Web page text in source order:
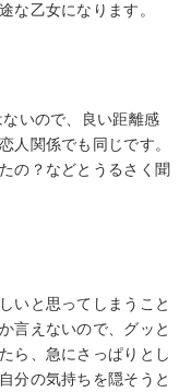
な乙女になります。
いので、良い距離感
人関係でも同じです。
の？などとうるさく聞
いと思ってしまうこと
言えないので、グッと
ら、急にさっぱりとし
分の気持ちを隠そうと